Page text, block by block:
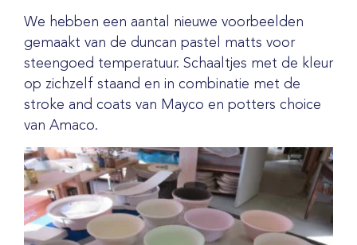
We hebben een aantal nieuwe voorbeelden
gemaakt van de duncan pastel matts voor
steengoed temperatuur. Schaaltjes met de kleur
op zichzelf staand en in combinatie met de
stroke and coats van Mayco en potters choice
van Amaco.